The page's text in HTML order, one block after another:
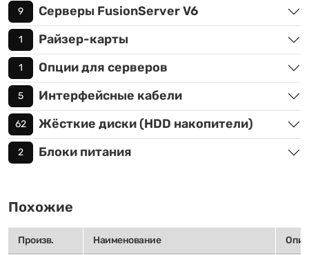
9 Серверы FusionServer V6
1 Райзер-карты
1 Опции для серверов
5 Интерфейсные кабели
62 Жёсткие диски (HDD накопители)
2 Блоки питания
Похожие
Произв. Наименование